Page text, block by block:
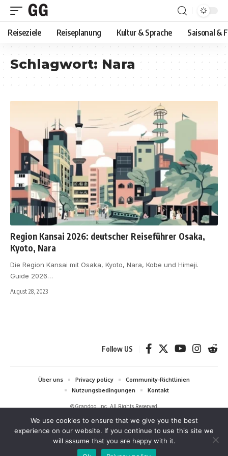
Reiseziele Reiseplanung Kultur & Sprache Saisonal &
Schlagwort: Nara
Region Kansai 2026: deutscher Reiseführer Osaka,
Kyoto, Nara
Die Region Kansai mit Osaka, Kyoto, Nara, Kobe und Himeji.
Guide 2026…
August 28, 2023
Follow US
©Grandgo, Inc. All Rights Reserved.
Über uns Privacy policy
Community-Richtlinien
Nutzungsbedingungen
Kontakt
grandgo.com ist Teilnehmer des Amazon-Partnerprogramms (Amazon
Services LLC Associates Program und Amazon EU Partnerprogramm).
Durch die Platzierung von Anzeigen und Links zu amazon.de können
Werbekostenerstattungen verdient werden. Als Amazon-Partner
We use cookies to ensure that we give you the best
experience on our website. If you continue to use this site we
will assume that you are happy with it.